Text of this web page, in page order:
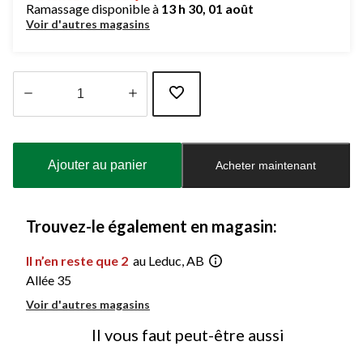
Ramassage disponible à 13 h 30, 01 août
Voir d'autres magasins
à
Ajouter au panier Acheter maintenant
Trouvez-le également en magasin:
Il n’en reste que 2 au Leduc, AB
Allée 35
Voir d'autres magasins
Il vous faut peut-être aussi